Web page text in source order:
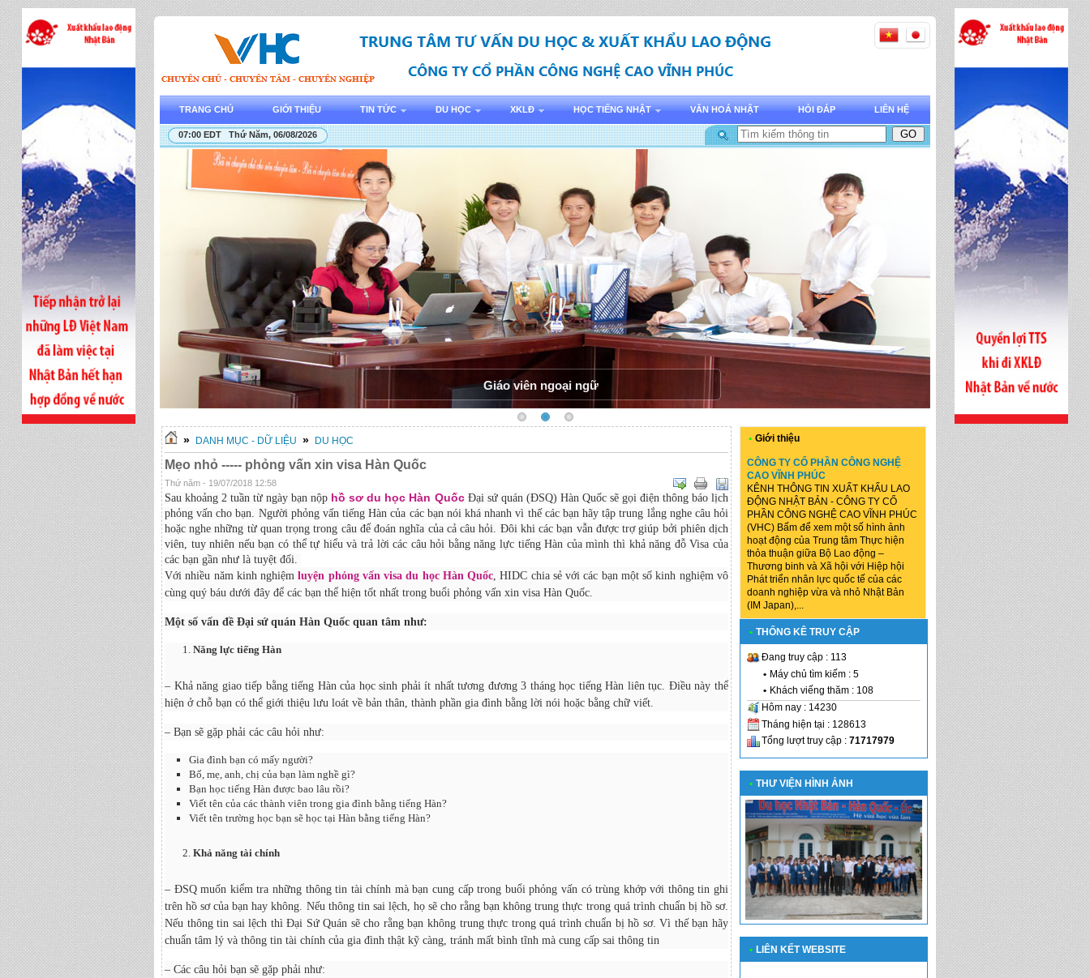
TRANG CHỦ GIỚI THIỆU TIN TỨC DU HỌC XKLĐ HỌC TIẾNG NHẬT VĂN HOÁ NHẬT HỎI ĐÁP LIÊN HỆ
07:00 EDT Thứ Năm, 06/08/2026
Giáo viên ngoại ngữ
» DANH MỤC - DỮ LIỆU » DU HỌC
Mẹo nhỏ ----- phỏng vấn xin visa Hàn Quốc
Thứ năm - 19/07/2018 12:58
Sau khoảng 2 tuần từ ngày bạn nộp hồ sơ du học Hàn Quốc Đại sứ quán (ĐSQ) Hàn Quốc sẽ gọi điện thông báo lịch
phỏng vấn cho bạn. Người phỏng vấn tiếng Hàn của các bạn nói khá nhanh vì thế các bạn hãy tập trung lắng nghe câu hỏi
hoặc nghe những từ quan trọng trong câu để đoán nghĩa của cả câu hỏi. Đôi khi các bạn vẫn được trợ giúp bởi phiên dịch
viên, tuy nhiên nếu bạn có thể tự hiểu và trả lời các câu hỏi bằng năng lực tiếng Hàn của mình thì khả năng đỗ Visa của
các bạn gần như là tuyệt đối.
Với nhiều năm kinh nghiệmluyện phỏng vấn visa du học Hàn Quốc, HIDC chia sẻ với các bạn một số kinh nghiệm vô
cùng quý báu dưới đây để các bạn thể hiện tốt nhất trong buổi phỏng vấn xin visa Hàn Quốc.
Một số vấn đề Đại sứ quán Hàn Quốc quan tâm như:
Năng lực tiếng Hàn
– Khả năng giao tiếp bằng tiếng Hàn của học sinh phải ít nhất tương đương 3 tháng học tiếng Hàn liên tục. Điều này thể
hiện ở chỗ bạn có thể giới thiệu lưu loát về bản thân, thành phần gia đình bằng lời nói hoặc bằng chữ viết.
– Bạn sẽ gặp phải các câu hỏi như:
Gia đình bạn có mấy người?
Bố, mẹ, anh, chị của bạn làm nghề gì?
Bạn học tiếng Hàn được bao lâu rồi?
Viết tên của các thành viên trong gia đình bằng tiếng Hàn?
Viết tên trường học bạn sẽ học tại Hàn bằng tiếng Hàn?
Khả năng tài chính
– ĐSQ muốn kiểm tra những thông tin tài chính mà bạn cung cấp trong buổi phỏng vấn có trùng khớp với thông tin ghi
trên hồ sơ của bạn hay không. Nếu thông tin sai lệch, họ sẽ cho rằng bạn không trung thực trong quá trình chuẩn bị hồ sơ.
Nếu thông tin sai lệch thì Đại Sứ Quán sẽ cho rằng bạn không trung thực trong quá trình chuẩn bị hồ sơ. Vì thế bạn hãy
chuẩn tâm lý và thông tin tài chính của gia đình thật kỹ càng, tránh mất bình tĩnh mà cung cấp sai thông tin
– Các câu hỏi bạn sẽ gặp phải như:
• Giới thiệu
CÔNG TY CỔ PHẦN CÔNG NGHỆ
CAO VĨNH PHÚC
KÊNH THÔNG TIN XUẤT KHẨU LAO
ĐỘNG NHẬT BẢN - CÔNG TY CỔ
PHẦN CÔNG NGHỆ CAO VĨNH PHÚC
(VHC) Bấm để xem một số hình ảnh
hoạt động của Trung tâm Thực hiện
thỏa thuận giữa Bộ Lao động –
Thương binh và Xã hội với Hiệp hội
Phát triển nhân lực quốc tế của các
doanh nghiệp vừa và nhỏ Nhật Bản
(IM Japan),...
• THỐNG KÊ TRUY CẬP
Đang truy cập : 113
• Máy chủ tìm kiếm : 5
• Khách viếng thăm : 108
Hôm nay : 14230
Tháng hiện tại : 128613
Tổng lượt truy cập : 71717979
• THƯ VIỆN HÌNH ẢNH
• LIÊN KẾT WEBSITE